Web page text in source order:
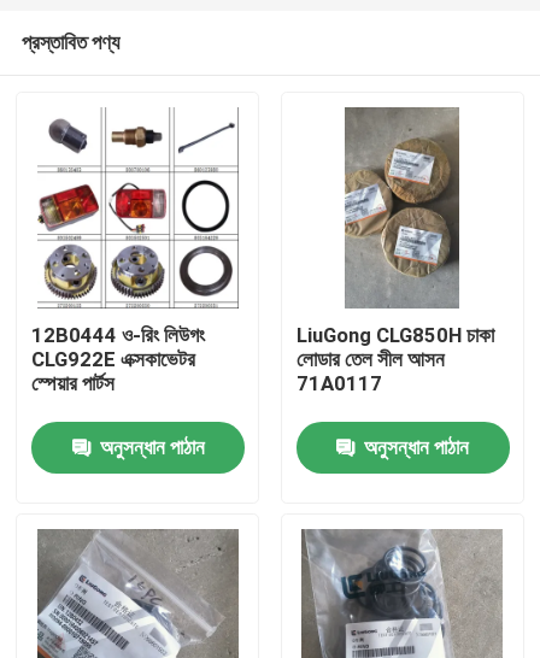
পণ্য
আমাদের সম্পর্কে
প্রস্তাবিত পণ্য
12B0444 ও-রিং লিউগং
CLG922E এক্সকাভেটর
স্পেয়ার পার্টস
অনুসন্ধান পাঠান
LiuGong CLG850H চাকা
লোডার তেল সীল আসন
71A0117
অনুসন্ধান পাঠান